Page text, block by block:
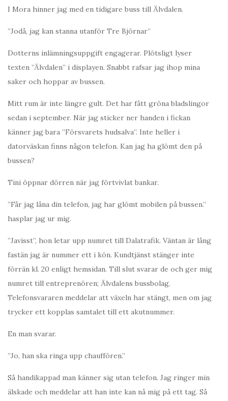
I Mora hinner jag med en tidigare buss till Älvdalen.
”Jodå, jag kan stanna utanför Tre Björnar”
Dotterns inlämningsuppgift engagerar. Plötsligt lyser
texten ”Älvdalen” i displayen. Snabbt rafsar jag ihop mina
saker och hoppar av bussen.
Mitt rum är inte längre gult. Det har fått gröna bladslingor
sedan i september. När jag sticker ner handen i fickan
känner jag bara ”Försvarets hudsalva”. Inte heller i
datorväskan finns någon telefon. Kan jag ha glömt den på
bussen?
Tini öppnar dörren när jag förtvivlat bankar.
”Får jag låna din telefon, jag har glömt mobilen på bussen.”
hasplar jag ur mig.
”Javisst”, hon letar upp numret till Dalatrafik. Väntan är lång
fastän jag är nummer ett i kön. Kundtjänst stänger inte
förrän kl. 20 enligt hemsidan. Till slut svarar de och ger mig
numret till entreprenören; Älvdalens bussbolag.
Telefonsvararen meddelar att växeln har stängt, men om jag
trycker ett kopplas samtalet till ett akutnummer.
En man svarar.
”Jo, han ska ringa upp chauffören.”
Så handikappad man känner sig utan telefon. Jag ringer min
älskade och meddelar att han inte kan nå mig på ett tag. Så